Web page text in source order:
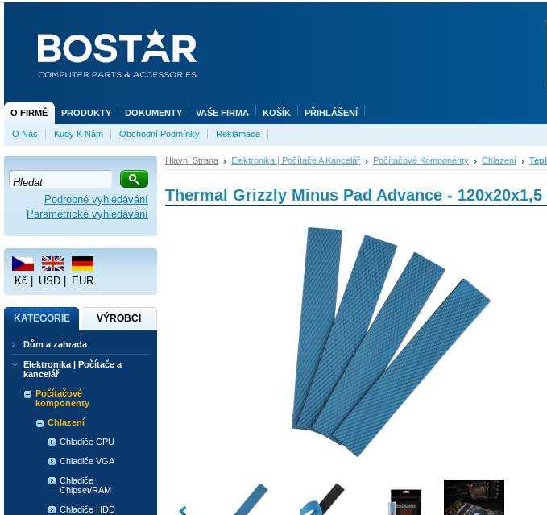
Hlavní Strana Elektronika | Počítače A Kancelář Počítačové Komponenty Chlazení
Thermal Grizzly Minus Pad Advance -
Podrobné vyhledávání
Parametrické vyhledávání
Kč USD EUR
KATEGORIE VÝROBCI
Dům a zahrada
Elektronika | Počítače a
kancelář
Počítačové
komponenty
Chlazení
Chladiče CPU
Chladiče VGA
Chladiče
Chipset/RAM
Chladiče HDD
O FIRMĚ PRODUKTY DOKUMENTY VAŠE FIRMA KOŠÍK PŘIHLÁŠENÍ
O Nás Kudy K Nám Obchodní Podmínky Reklamace